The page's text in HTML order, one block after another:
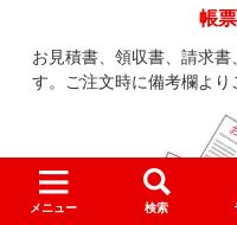
帳
お見積書、領収書、請求
す。ご注文時に備考欄より
メニュー 検索